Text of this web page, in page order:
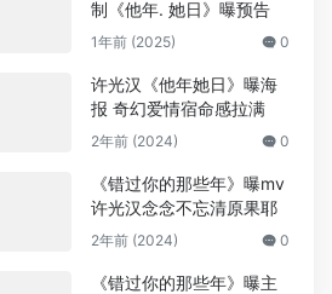
制《他年. 她日》曝预告
1年前 (2025) 0
许光汉《他年她日》曝海
报 奇幻爱情宿命感拉满
2年前 (2024) 0
《错过你的那些年》曝mv
许光汉念念不忘清原果耶
2年前 (2024) 0
《错过你的那些年》曝主